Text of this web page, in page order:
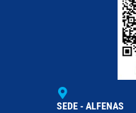
SEDE - ALFENAS